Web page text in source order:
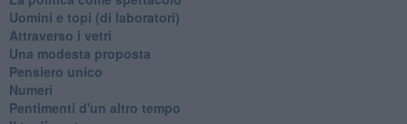
Uomini e topi (di laboratori)
Attraverso i vetri
Una modesta proposta
Pensiero unico
Numeri
Pentimenti d'un altro tempo